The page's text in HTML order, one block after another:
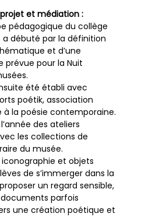
et médiation :
pédagogique du collège
a débuté par la définition
et d’une
prévue pour la Nuit
été établi avec
poétik, association
à la poésie contemporaine.
des ateliers
les collections de
du musée.
iconographie et objets
de s’immerger dans la
un regard sensible,
parfois
une création poétique et